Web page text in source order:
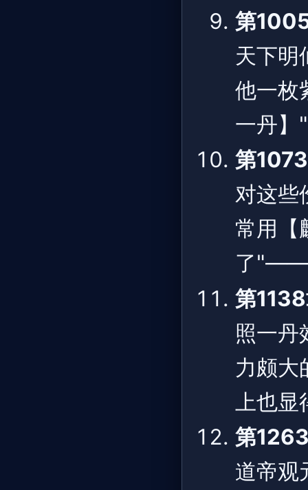
第
天下明
他一枚
一丹】
第
对这些
常用【
了"——
第
照一
力颇大
上也显
第
道帝